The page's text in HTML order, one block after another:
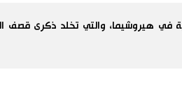
في هيروشيما، والتي تخلد ذكرى قصف